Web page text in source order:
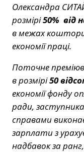
Олександра
розмірі50% від
в межах
економії праці.
Поточне
в розмірі50
економії фонду
ради,
справами
зарплати з
надбавок за